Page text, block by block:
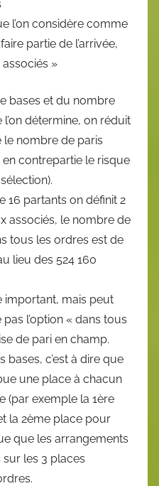
l’on considère comme
partie de l’arrivée,
»
bases et du nombre
détermine, on réduit
le nombre de paris
contrepartie le risque
16 partants on définit 2
associés, le nombre de
tous les ordres est de
lieu des 524 160
important, mais peut
l’option « dans tous
de pari en champ.
bases, c’est à dire que
une place à chacun
(par exemple la 1ère
la 2ème place pour
que les arrangements
les 3 places